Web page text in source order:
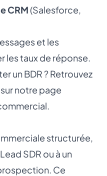
CRM(Salesforce,
et les
les taux de réponse.
un BDR ? Retrouvez
notre page
.
structurée,
SDR ou à un
Ce